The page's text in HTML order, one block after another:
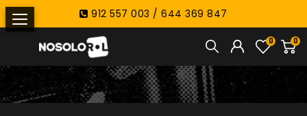
912 557 003 / 644 369 847
0
0